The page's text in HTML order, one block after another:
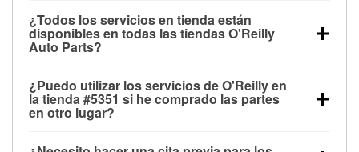
¿Todos los servicios en tienda están
disponibles en todas las tiendas O'Reilly
Auto Parts?
las pruebas de batería, pruebas de alternador y
motor de arranque, revisión de la luz “Check Engine”
con O'Reilly VeriScan® e instalación de
limpiaparabrisas o bombillas, están disponibles en
¿Puedo utilizar los servicios de O'Reilly en
la tienda #5351 si he comprado las partes
en otro lugar?